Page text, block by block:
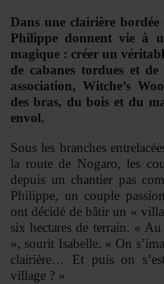
Dans une clairière
Philippe donnent vie à
magique : créer un
de cabanes tordues et
association, Witche’s
des bras, du bois et du
envol.
Sous les branches
la route de Nogaro, les
depuis un chantier pas
Philippe, un couple
ont décidé de bâtir un «
six hectares de terrain. «
», sourit Isabelle. « On
clairière… Et puis on
village ? »